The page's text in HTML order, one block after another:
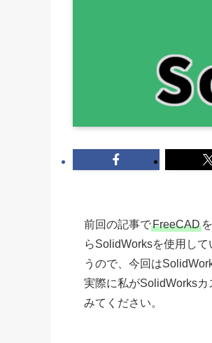
前回の記事でFreeCAD を
らSolidWorksを使用し
うので、今回は
実際に私がSolidWorks
みてください。